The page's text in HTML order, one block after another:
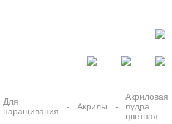
Для
наращивания
Акрилы
Акриловая
пудра
цветная